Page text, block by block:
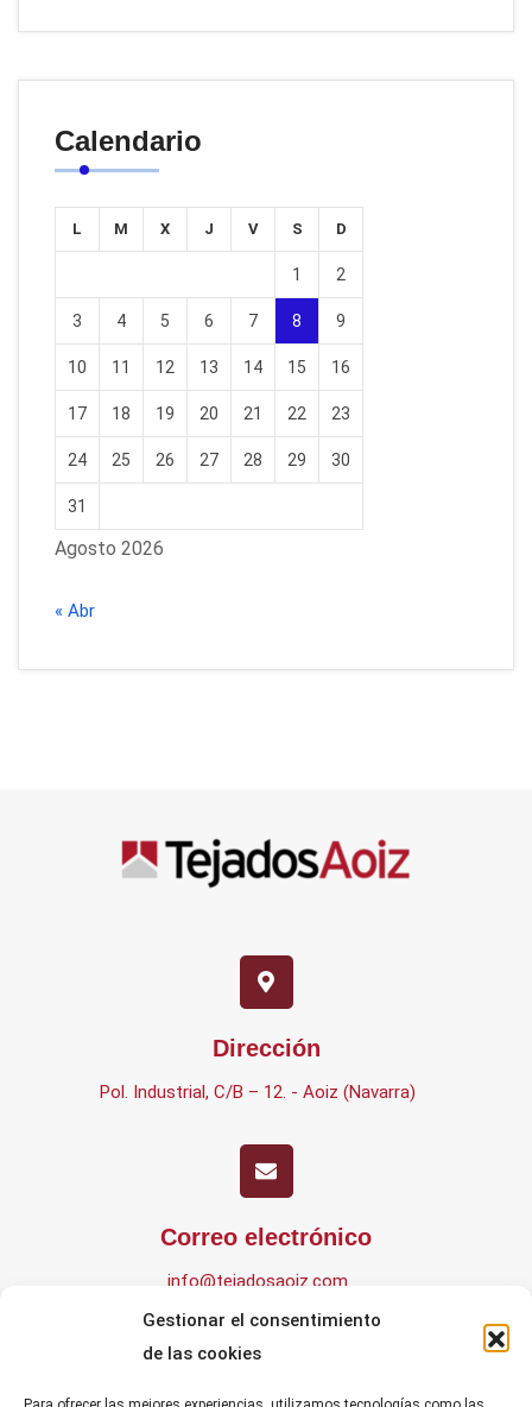
Gestionar el consentimiento
de las cookies
Calendario
Agosto 2026
L M X J V S D
1 2
3 4 5 6 7 8 9
10 11 12 13 14 15 16
17 18 19 20 21 22 23
24 25 26 27 28 29 30
31
« Abr
Dirección
Pol. Industrial, C/B – 12. - Aoiz (Navarra)
Correo electrónico
info@tejadosaoiz.com